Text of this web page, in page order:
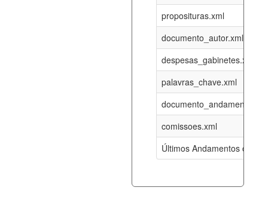
proposituras.xml
documento_autor.xml
despesas_gabinetes.xml
palavras_chave.xml
documento_andamento.xml
comissoes.xml
Últimos Andamentos de
funcionarios_lotacoes.xml
funcionarios_cargos.xml 12-05-
07-08-
documento_andamento.xml 07-08-
palavras_chave.xml 07-08-